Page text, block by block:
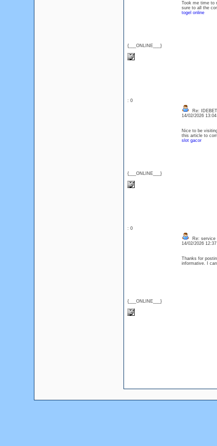
{___ONLINE___}
Took me time to
sure to all the
togel online
: 0
{___ONLINE___}
Re: IDEBET
14/02/2026
Nice to be
this article to
slot gacor
: 0
{___ONLINE___}
Re: service
14/02/2026
Thanks for
informative. I